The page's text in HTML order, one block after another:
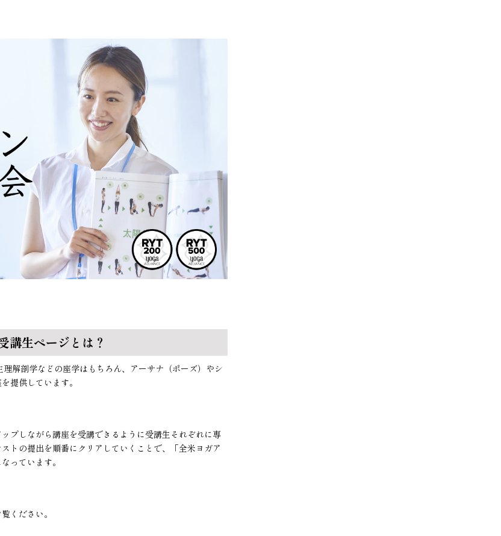
生ページとは？
理解剖学などの座学はもちろん、アーサナ（ポーズ）やシ
提供しています。
プしながら講座を受講できるように受講生それぞれに専
トの提出を順番にクリアしていくことで、「全米ヨガア
っています。
覧ください。